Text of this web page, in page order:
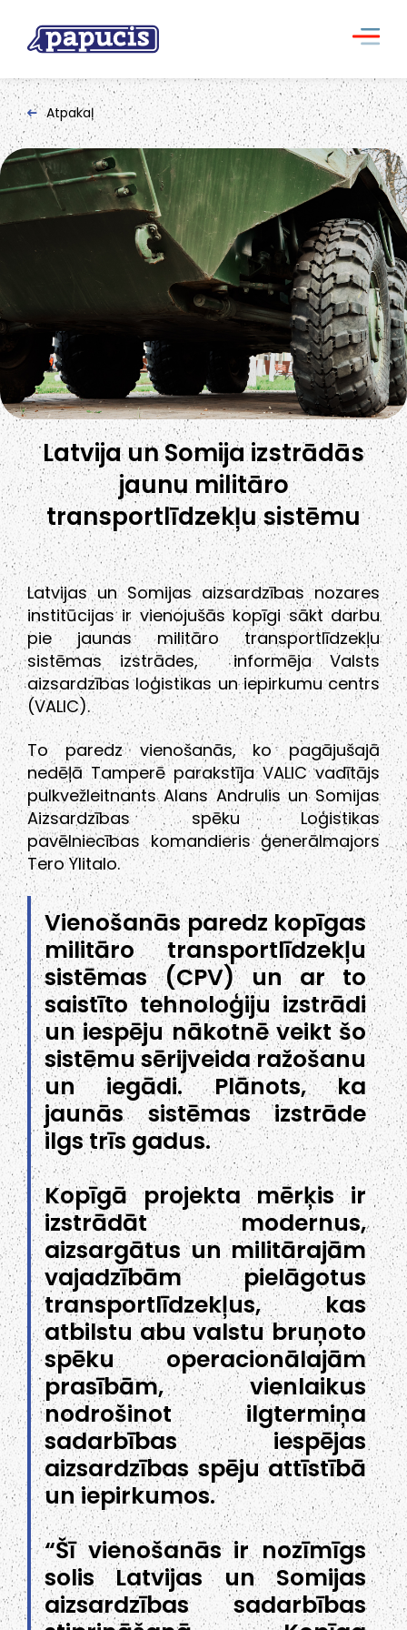
Atpakaļ
Latvija un Somija izstrādās
jaunu militāro
transportlīdzekļu sistēmu
Latvijas un Somijas aizsardzības nozares
institūcijas ir vienojušās kopīgi sākt darbu
pie jaunas militāro transportlīdzekļu
sistēmas izstrādes, informēja Valsts
aizsardzības loģistikas un iepirkumu centrs
(VALIC).
To paredz vienošanās, ko pagājušajā
nedēļā Tamperē parakstīja VALIC vadītājs
pulkvežleitnants Alans Andrulis un Somijas
Aizsardzības spēku Loģistikas
pavēlniecības komandieris ģenerālmajors
Tero Ylitalo.
Vienošanās paredz kopīgas
militāro transportlīdzekļu
sistēmas (CPV) un ar to
saistīto tehnoloģiju izstrādi
un iespēju nākotnē veikt šo
sistēmu sērijveida ražošanu
un iegādi. Plānots, ka
jaunās sistēmas izstrāde
ilgs trīs gadus.
Kopīgā projekta mērķis ir
izstrādāt modernus,
aizsargātus un militārajām
vajadzībām pielāgotus
transportlīdzekļus, kas
atbilstu abu valstu bruņoto
spēku operacionālajām
prasībām, vienlaikus
nodrošinot ilgtermiņa
sadarbības iespējas
aizsardzības spēju attīstībā
un iepirkumos.
“Šī vienošanās ir nozīmīgs
solis Latvijas un Somijas
aizsardzības sadarbības